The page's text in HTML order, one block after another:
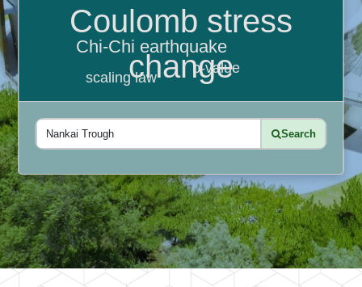
Coulomb stress
change
Chi-Chi earthquake
b-value
scaling law
Search